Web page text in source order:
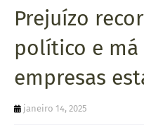
T
A
Q
U
Prejuízo
político e má
empresas
janeiro 14, 2025